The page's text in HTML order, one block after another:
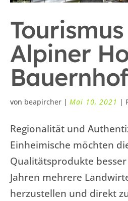
Alpiner
Bauernhof
von beapircher |Mai 10, 2021 |
Regionalität und
Einheimische möchten
Qualitätsprodukte
Jahren mehrere
herzustellen und direkt